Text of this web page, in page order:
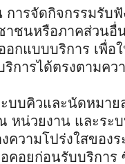
การจัดกิจกรรมรับ
าชนหรือภาคส่วนอื่
อกแบบบริการ เพื่อ
การได้ตรงตามคว
บบคิวและนัดหมาย
หน่วยงาน และระ
ความโปร่งใสของ
อคอยก่อนรับบริการ